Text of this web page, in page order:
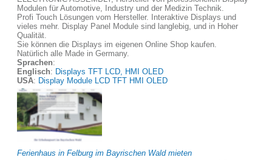
Modulen für Automotive, Industry und der Medizin Technik.
Profi Touch Lösungen vom Hersteller. Interaktive Displays und
vieles mehr. Display Panel Module sind langlebig, und in Hoher
Qualität.
Sie können die Displays im eigenen Online Shop kaufen.
Natürlich alle Made in Germany.
Sprachen:
Englisch: Displays TFT LCD, HMI OLED
USA: Display Module LCD TFT HMI OLED
Ferienhaus in Felburg im Bayrischen Wald mieten